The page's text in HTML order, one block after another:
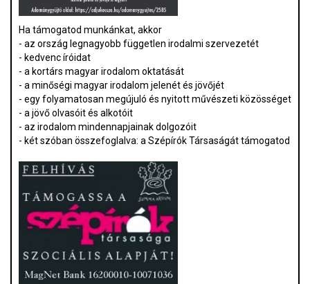
Ha támogatod munkánkat, akkor
- az ország legnagyobb független irodalmi szervezetét
- kedvenc íróidat
- a kortárs magyar irodalom oktatását
- a minőségi magyar irodalom jelenét és jövőjét
- egy folyamatosan megújuló és nyitott művészeti közösséget
- a jövő olvasóit és alkotóit
- az irodalom mindennapjainak dolgozóit
- két szóban összefoglalva: a Szépírók Társaságát támogatod